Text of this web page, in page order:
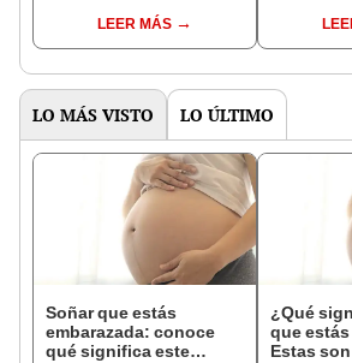
LEER MÁS
comunes
LO MÁS VISTO LO ÚLTIMO
Soñar que estás
embarazada: conoce
qué significa este
¿Qué
que
Estas